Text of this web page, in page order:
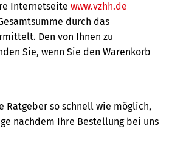
Internetseite www.vzhh.de
durch das
Den von Ihnen zu
Sie, wenn Sie den Warenkorb
so schnell wie möglich,
nachdem Ihre Bestellung bei uns